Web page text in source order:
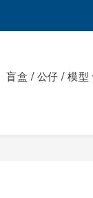
盲盒 / 公仔 / 模型